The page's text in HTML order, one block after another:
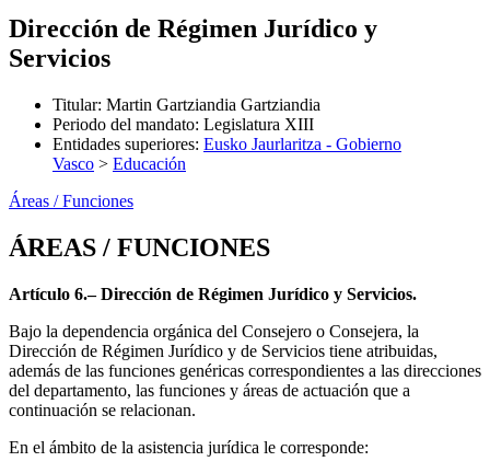
Dirección de Régimen Jurídico y
Servicios
Titular: Martin Gartziandia Gartziandia
Periodo del mandato: Legislatura XIII
Entidades superiores: Eusko Jaurlaritza - Gobierno
Vasco > Educación
Áreas / Funciones
ÁREAS / FUNCIONES
Artículo 6.– Dirección de Régimen Jurídico y Servicios.
Bajo la dependencia orgánica del Consejero o Consejera, la
Dirección de Régimen Jurídico y de Servicios tiene atribuidas,
además de las funciones genéricas correspondientes a las direcciones
del departamento, las funciones y áreas de actuación que a
continuación se relacionan.
En el ámbito de la asistencia jurídica le corresponde: